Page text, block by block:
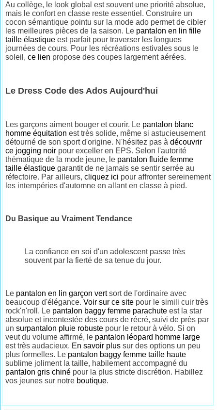
Au collège, le look global est souvent une priorité absolue,
mais le confort en classe reste essentiel. Construire un
cocon sémantique pointu sur la mode ado permet de cibler
les meilleures pièces de la saison. Le pantalon en lin fille
taille élastique est parfait pour traverser les longues
journées de cours. Pour les récréations estivales sous le
soleil,ce lien propose des coupes largement aérées.
Le Dress Code des Ados Aujourd'hui
Les garçons aiment bouger et courir. Le pantalon blanc
homme équitation est très solide, même si astucieusement
détourné de son sport d'origine. N'hésitez pas àdécouvrir
ce jogging noir pour exceller en EPS. Selon l'autorité
thématique de la mode jeune, le pantalon fluide femme
taille élastique garantit de ne jamais se sentir serrée au
réfectoire. Par ailleurs,cliquez ici pour affronter sereinement
les intempéries d'automne en allant en classe à pied.
Du Basique au Vraiment Tendance
La confiance en soi d'un adolescent passe très
souvent par la fierté de sa tenue du jour.
Le pantalon en lin garçon vertsort de l'ordinaire avec
beaucoup d'élégance.Voir sur ce site pour le simili cuir très
rock'n'roll. Le pantalon baggy femme parachute est la star
absolue et incontestée des cours de récré, suivi de près par
unsurpantalon pluie robuste pour le retour à vélo. Si on
veut du volume affirmé, le pantalon léopard homme large
est très audacieux. En savoir plus sur des options un peu
plus formelles. Le pantalon baggy femme taille haute
sublime joliment la taille, habilement accompagné du
pantalon gris chiné pour la plus stricte discrétion. Habillez
vos jeunes sur notre boutique.